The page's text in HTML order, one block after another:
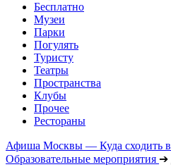
Бесплатно
Музеи
Парки
Погулять
Туристу
Театры
Пространства
Клубы
Прочее
Рестораны
Афиша Москвы — Куда сходить
Образовательные мероприятия ➔